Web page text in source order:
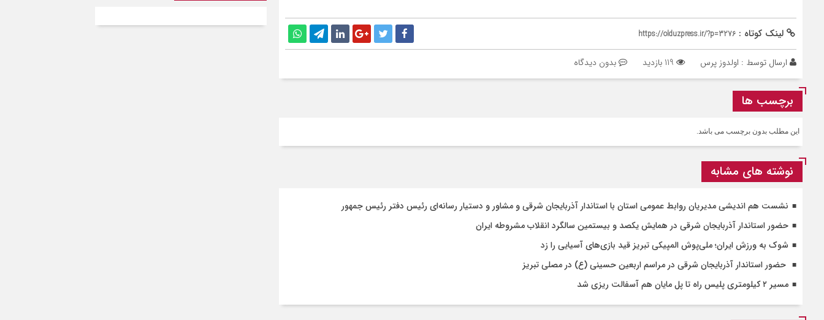
لینک کوتاه : https://olduzpress.ir/?p=3276
ارسال توسط : اولدوز پرس بدون دیدگاه
برچسب ها
این مطلب بدون برچسب می باشد.
نوشته های مشابه
نشست هم اندیشی مدیریان روابط عمومی استان با استاندار آذربایجان شرقی و مشاور و دستیار رسانه‌ای رئیس دفتر رئیس جمهور
حضور استاندار آذربایجان شرقی در همایش یکصد و بیستمین سالگرد انقلاب مشروطه ایران
شوک به ورزش ایران؛ ملی‌پوش المپیکی تبریز قید بازی‌های آسیایی را زد
حضور استاندار آذربایجان شرقی در مراسم اربعین حسینی (ع) در مصلی تبریز
مسیر ۲ کیلومتری پلیس راه تا پل مایان هم آسفالت ریزی شد